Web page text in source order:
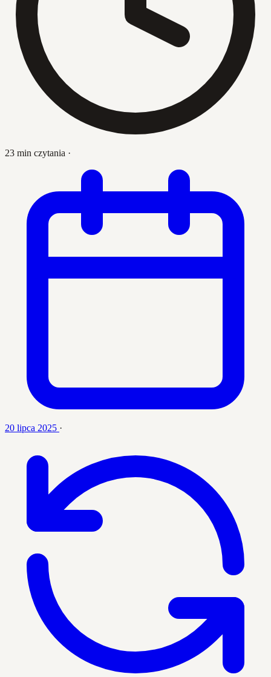
23 min czytania ·
20 lipca 2025 ·